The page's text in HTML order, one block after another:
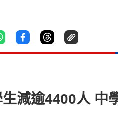
減逾4400人 中